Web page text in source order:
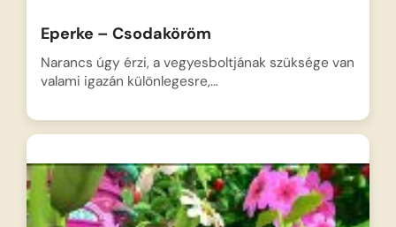
Eperke – Csodaköröm
Narancs úgy érzi, a vegyesboltjának szüksége van
valami igazán különlegesre,…